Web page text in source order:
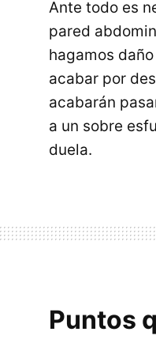
Ante todo es
pared
hagamos
acabar por
acabarán
a un sobre
duela.
Puntos